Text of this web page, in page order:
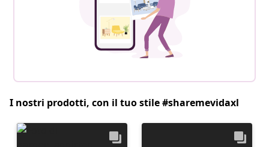
I nostri prodotti, con il tuo stile #sharemevidaxl